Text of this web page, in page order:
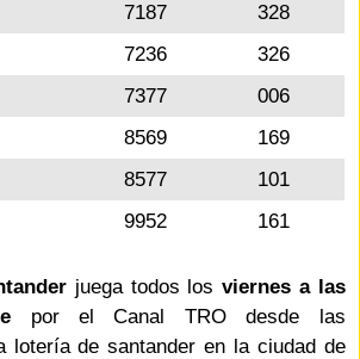
7187
328
7236
326
7377
006
8569
169
8577
101
9952 161
juega todos losviernes a las
por el Canal TRO desde las
lotería de santander en la ciudad de